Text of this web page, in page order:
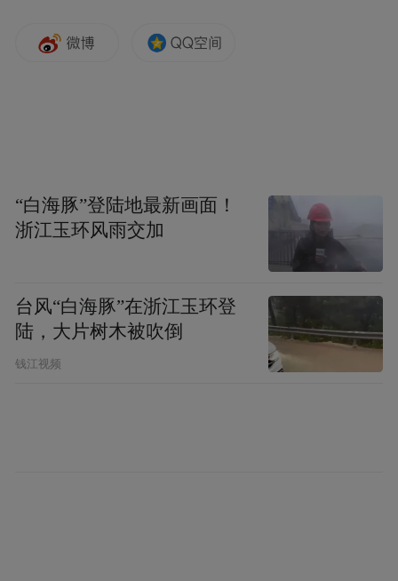
泥桥村构建起“党组织掌舵、村委划桨、集体
赋能、社会协同”的“四元共治”格局，把各方
“白海豚”登陆地最新画面！
浙江玉环风雨交加
台风“白海豚”在浙江玉环登
陆，大片树木被吹倒
钱江视频